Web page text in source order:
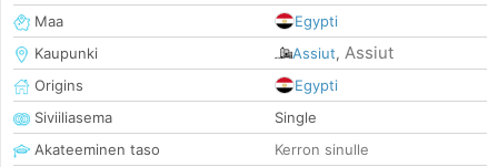
Maa
Egypti
Kaupunki
Assiut, Assiut
Origins
Egypti
Siviiliasema
Single
Akateeminen taso
Kerron sinulle